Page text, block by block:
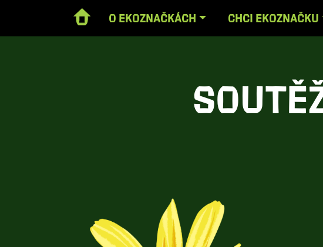
O EKOZNAČKÁCH CHCI EKOZNAČKU